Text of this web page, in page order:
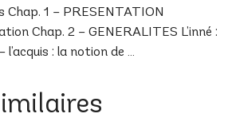
Chap. 1 – PRESENTATION
Chap. 2 – GENERALITES L’inné :
: la notion de …